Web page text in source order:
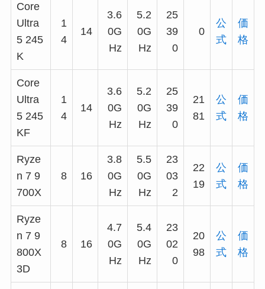
Core
Ultra
5 245
K
1
4
14
3.6
0G
Hz
5.2
0G
Hz
25
39
0
0
公
式
価
格
Core
Ultra
5 245
KF
1
4
14
3.6
0G
Hz
5.2
0G
Hz
25
39
0
21
81
公
式
価
格
Ryze
n 7 9
700X
8 16
3.8
0G
Hz
5.5
0G
Hz
23
03
2
22
19
公
式
価
格
Ryze
n 7 9
800X
3D
8 16
4.7
0G
Hz
5.4
0G
Hz
23
02
0
20
98
公
式
価
格